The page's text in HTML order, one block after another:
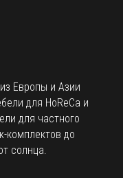
Европы и Азии
для HoReCa и
для частного
комплектов до
солнца.